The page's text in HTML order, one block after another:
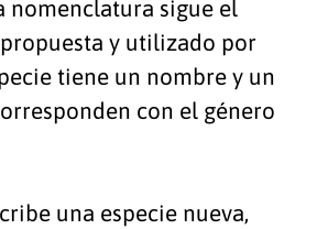
nomenclatura sigue el
y utilizado por
tiene un nombre y un
con el género
una especie nueva,